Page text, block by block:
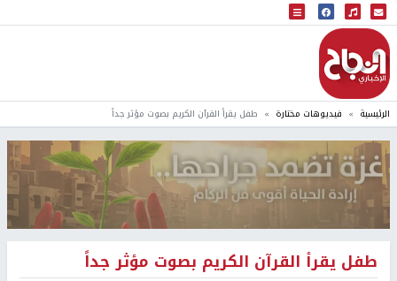
البث المباشر
إذاعة النجاح
الرئيسية فيديوهات مختارة طفل يقرأ القرآن الكريم بصوت مؤثر جداً
طفل يقرأ القرآن الكريم بصوت مؤثر جداً